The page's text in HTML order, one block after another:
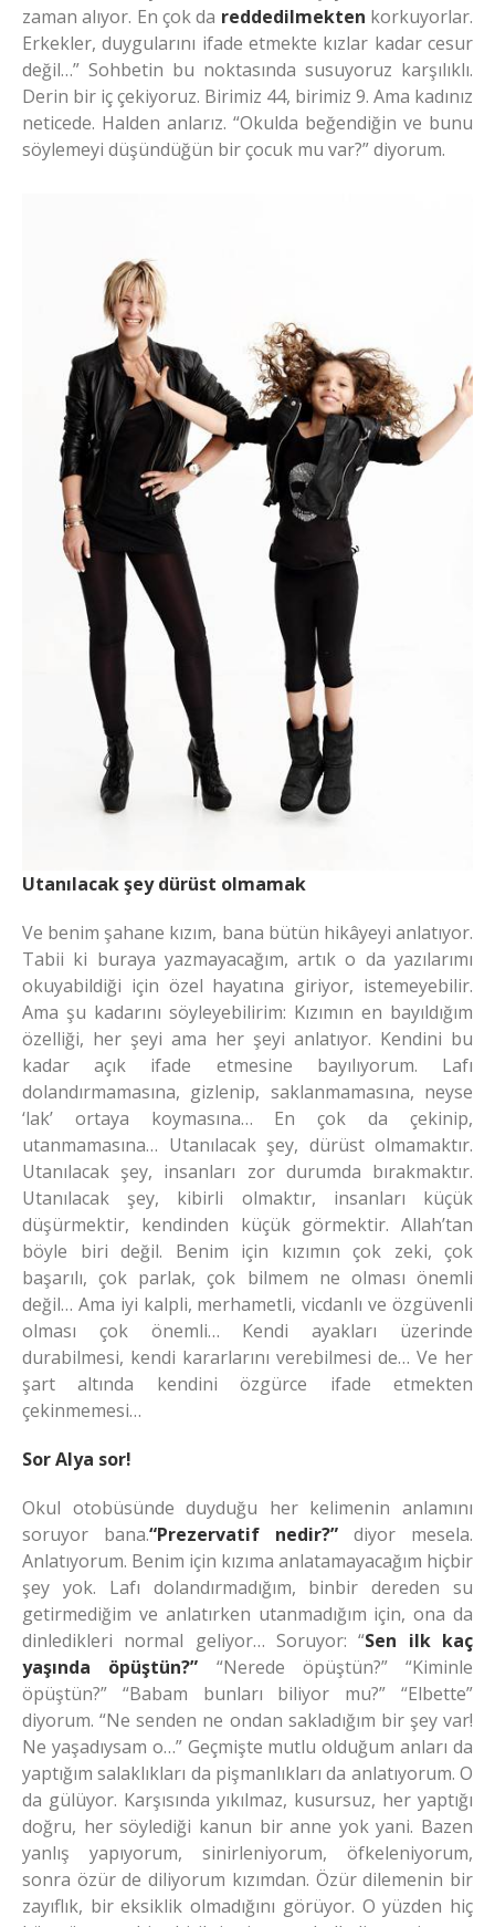
zaman alıyor. En çok da reddedilmekten korkuyorlar.
Erkekler, duygularını ifade etmekte kızlar kadar cesur
değil…” Sohbetin bu noktasında susuyoruz karşılıklı.
Derin bir iç çekiyoruz. Birimiz 44, birimiz 9. Ama kadınız
neticede. Halden anlarız. “Okulda beğendiğin ve bunu
söylemeyi düşündüğün bir çocuk mu var?” diyorum.
Utanılacak şey dürüst olmamak
Ve benim şahane kızım, bana bütün hikâyeyi anlatıyor.
Tabii ki buraya yazmayacağım, artık o da yazılarımı
okuyabildiği için özel hayatına giriyor, istemeyebilir.
Ama şu kadarını söyleyebilirim: Kızımın en bayıldığım
özelliği, her şeyi ama her şeyi anlatıyor. Kendini bu
kadar açık ifade etmesine bayılıyorum. Lafı
dolandırmamasına, gizlenip, saklanmamasına, neyse
‘lak’ ortaya koymasına… En çok da çekinip,
utanmamasına… Utanılacak şey, dürüst olmamaktır.
Utanılacak şey, insanları zor durumda bırakmaktır.
Utanılacak şey, kibirli olmaktır, insanları küçük
düşürmektir, kendinden küçük görmektir. Allah’tan
böyle biri değil. Benim için kızımın çok zeki, çok
başarılı, çok parlak, çok bilmem ne olması önemli
değil… Ama iyi kalpli, merhametli, vicdanlı ve özgüvenli
olması çok önemli… Kendi ayakları üzerinde
durabilmesi, kendi kararlarını verebilmesi de… Ve her
şart altında kendini özgürce ifade etmekten
çekinmemesi…
Sor Alya sor!
Okul otobüsünde duyduğu her kelimenin anlamını
soruyor bana.“Prezervatif nedir?” diyor mesela.
Anlatıyorum. Benim için kızıma anlatamayacağım hiçbir
şey yok. Lafı dolandırmadığım, binbir dereden su
getirmediğim ve anlatırken utanmadığım için, ona da
dinledikleri normal geliyor… Soruyor: “Sen ilk kaç
yaşında öpüştün?” “Nerede öpüştün?” “Kiminle
öpüştün?” “Babam bunları biliyor mu?” “Elbette”
diyorum. “Ne senden ne ondan sakladığım bir şey var!
Ne yaşadıysam o…” Geçmişte mutlu olduğum anları da
yaptığım salaklıkları da pişmanlıkları da anlatıyorum. O
da gülüyor. Karşısında yıkılmaz, kusursuz, her yaptığı
doğru, her söylediği kanun bir anne yok yani. Bazen
yanlış yapıyorum, sinirleniyorum, öfkeleniyorum,
sonra özür de diliyorum kızımdan. Özür dilemenin bir
zayıflık, bir eksiklik olmadığını görüyor. O yüzden hiç